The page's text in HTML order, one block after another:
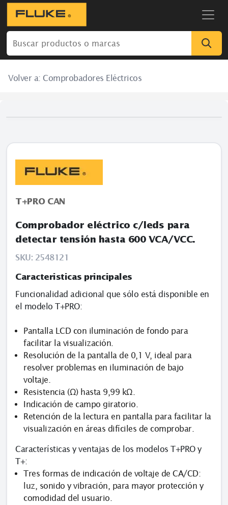
Volver a: Comprobadores Eléctricos
T+PRO CAN
Comprobador eléctrico c/leds para
detectar tensión hasta 600 VCA/VCC.
SKU: 2548121
Caracteristicas principales
Funcionalidad adicional que sólo está disponible en
el modelo T+PRO:
Pantalla LCD con iluminación de fondo para
facilitar la visualización.
Resolución de la pantalla de 0,1 V, ideal para
resolver problemas en iluminación de bajo
voltaje.
Resistencia (Ω) hasta 9,99 kΩ.
Indicación de campo giratorio.
Retención de la lectura en pantalla para facilitar la
visualización en áreas difíciles de comprobar.
Características y ventajas de los modelos T+PRO y
T+:
Tres formas de indicación de voltaje de CA/CD:
luz, sonido y vibración, para mayor protección y
comodidad del usuario.